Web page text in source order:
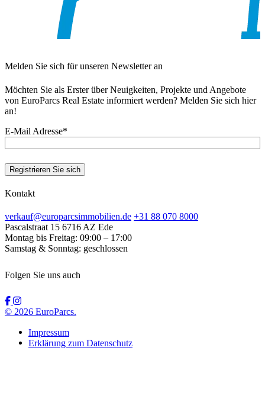
Melden Sie sich für unseren Newsletter an
Möchten Sie als Erster über Neuigkeiten, Projekte und Angebote
von EuroParcs Real Estate informiert werden? Melden Sie sich hier
an!
E-Mail Adresse*
Registrieren Sie sich
Kontakt
verkauf@europarcsimmobilien.de +31 88 070 8000
Pascalstraat 15 6716 AZ Ede
Montag bis Freitag: 09:00 – 17:00
Samstag & Sonntag: geschlossen
Folgen Sie uns auch
© 2026 EuroParcs.
Impressum
Erklärung zum Datenschutz